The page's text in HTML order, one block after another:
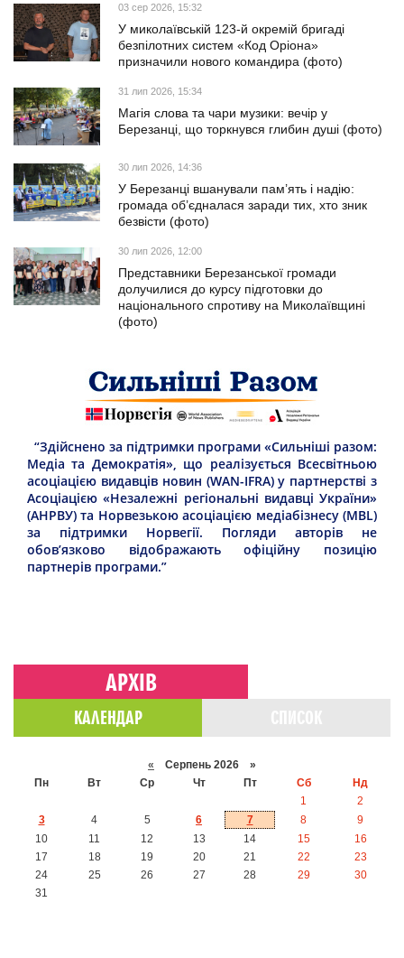
03 сер 2026, 15:32
У миколаївській 123-й окремій бригаді
безпілотних систем «Код Оріона»
призначили нового командира (фото)
31 лип 2026, 15:34
Магія слова та чари музики: вечір у
Березанці, що торкнувся глибин душі (фото)
30 лип 2026, 14:36
У Березанці вшанували пам’ять і надію:
громада об’єдналася заради тих, хто зник
безвісти (фото)
30 лип 2026, 12:00
Представники Березанської громади
долучилися до курсу підготовки до
національного спротиву на Миколаївщині
(фото)
“Здійснено за підтримки програми «Сильніші разом:
Медіа та Демократія», що реалізується Всесвітньою
асоціацією видавців новин (WAN-IFRA) у партнерстві з
Асоціацією «Незалежні регіональні видавці України»
(АНРВУ) та Норвезькою асоціацією медіабізнесу (MBL)
за підтримки Норвегії. Погляди авторів не
обов’язково відображають офіційну позицію
партнерів програми.”
АРХІВ
КАЛЕНДАР
« Серпень 2026 »
Пн
Вт Ср Чт Пт Сб
Нд
1
2
3
4 5 6 7 8
9
10
11 12 13 14 15
16
17
18 19 20 21 22
23
24
25 26 27 28 29
30
31